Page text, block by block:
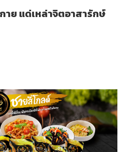
าย แด่เหล่าจิตอาสารักษ์